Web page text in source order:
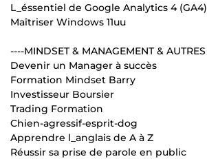
L_éssentiel de Google Analytics 4 (GA4)
Maîtriser Windows 11uu
----MINDSET & MANAGEMENT & AUTRES
Devenir un Manager à succès
Formation Mindset Barry
Investisseur Boursier
Trading Formation
Chien-agressif-esprit-dog
Apprendre l_anglais de A à Z
Réussir sa prise de parole en public